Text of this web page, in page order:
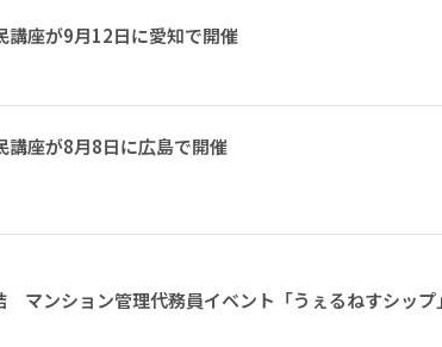
座が9月12日に愛知で開催
座が8月8日に広島で開催
マンション管理代務員イベント「うぇるねすシップ